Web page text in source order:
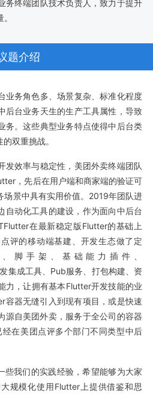
务终端团队技术负责人，致力于提升
题介绍
业务角色多、场景复杂、标准化程度
后台业务天生的生产工具属性，导致
务。这些典型业务特点使得中后台类
双重挑战。
发效率与稳定性，美团外卖终端团队
，先后在用户端和商家端的验证可
场景中具有实用价值。2019年团队进
自动化工具的建设，作为面向中后台
在最新稳定版Flutter的基础上
评的移动端基建、开发生态做了定
脚手架、基础能力插件、
集成工具、Pub服务、打包构建、资
力，让拥有基本Flutter开发技能的业
容器无缝引入到现有项目，或是快速
源自美团外卖，服务于全公司的容器
在美团点评多个部门不同类型中后
些我们的实践经验，希望能够为大家
规模化使用Flutter上提供借鉴和思